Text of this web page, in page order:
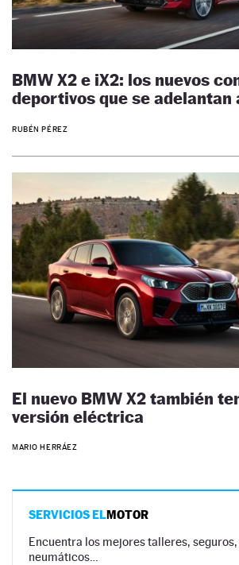
BMW X2 e iX2: los nuevos
deportivos que se adelantan
RUBÉN PÉREZ
El nuevo BMW X2 también
versión eléctrica
MARIO HERRÁEZ
SERVICIOS ELMOTOR
Encuentra los mejores talleres,
neumáticos…